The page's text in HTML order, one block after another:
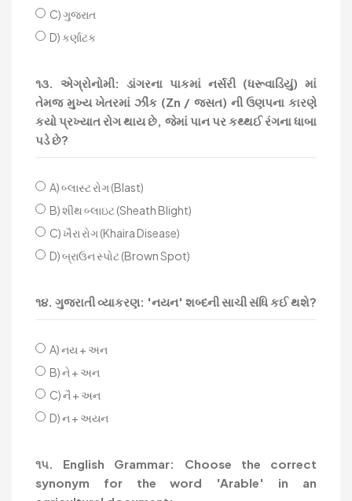
C) ગુજરાત
D) કર્ણાટક
૧૩. એગ્રોનોમી: ડાંગરના પાકમાં નર્સરી (ધરૂવાડિયું) માં
તેમજ મુખ્ય ખેતરમાં ઝીંક (Zn / જસત) ની ઉણપના કારણે
કયો પ્રખ્યાત રોગ થાય છે, જેમાં પાન પર કથ્થઈ રંગના ધાબા
પડે છે?
A) બ્લાસ્ટ રોગ (Blast)
B) શીથ બ્લાઇટ (Sheath Blight)
C) ખૈરા રોગ (Khaira Disease)
D) બ્રાઉન સ્પોટ (Brown Spot)
૧૪. ગુજરાતી વ્યાકરણ: 'નયન' શબ્દની સાચી સંધિ કઈ થશે?
A) નય + અન
B) ને + અન
C) નૈ + અન
D) ન + અયન
૧૫. English Grammar: Choose the correct
synonym for the word 'Arable' in an